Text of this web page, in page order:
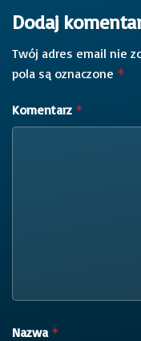
Dodaj
Twój adres email nie
pola są oznaczone *
Komentarz *
Nazwa *